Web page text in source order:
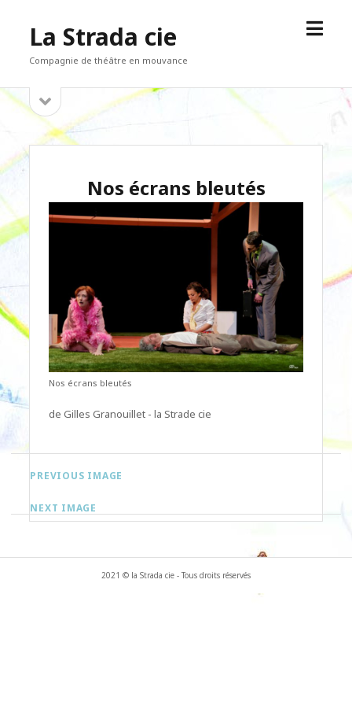
La Strada cie
Compagnie de théâtre en mouvance
open
Sidebar
sidebar
Nos écrans bleutés
Nos écrans bleutés
de Gilles Granouillet - la Strade cie
PREVIOUS IMAGE
NEXT IMAGE
2021 © la Strada cie - Tous droits réservés